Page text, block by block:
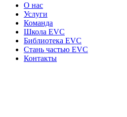
О нас
Услуги
Команда
Школа EVC
Библиотека EVC
Стань частью EVC
Контакты